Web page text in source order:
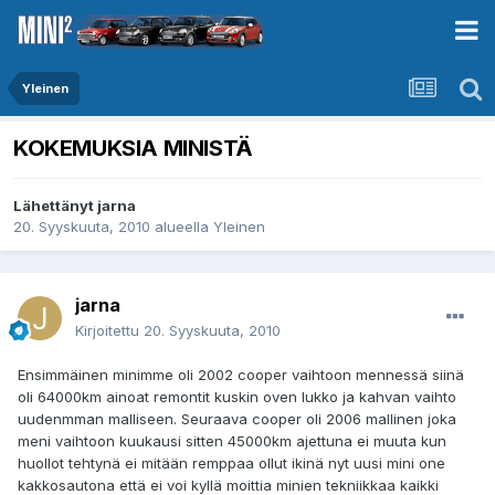
Yleinen
KOKEMUKSIA MINISTÄ
Lähettänyt jarna
20. Syyskuuta, 2010 alueella Yleinen
jarna
Kirjoitettu 20. Syyskuuta, 2010
Ensimmäinen minimme oli 2002 cooper vaihtoon mennessä siinä
oli 64000km ainoat remontit kuskin oven lukko ja kahvan vaihto
uudenmman malliseen. Seuraava cooper oli 2006 mallinen joka
meni vaihtoon kuukausi sitten 45000km ajettuna ei muuta kun
huollot tehtynä ei mitään remppaa ollut ikinä nyt uusi mini one
kakkosautona että ei voi kyllä moittia minien tekniikkaa kaikki